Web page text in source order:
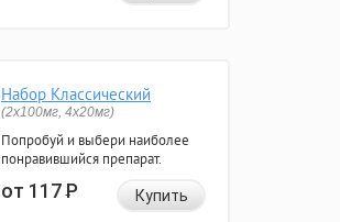
Набор Классический
(2x100мг, 4x20мг)
Попробуй и выбери наиболее
понравившийся препарат.
от 117Р Купить